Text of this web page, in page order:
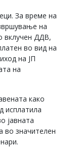
За време на
на
вклучен ДДВ,
во вид на
на ЈП
на
како
исплатила
јавната
во значителен